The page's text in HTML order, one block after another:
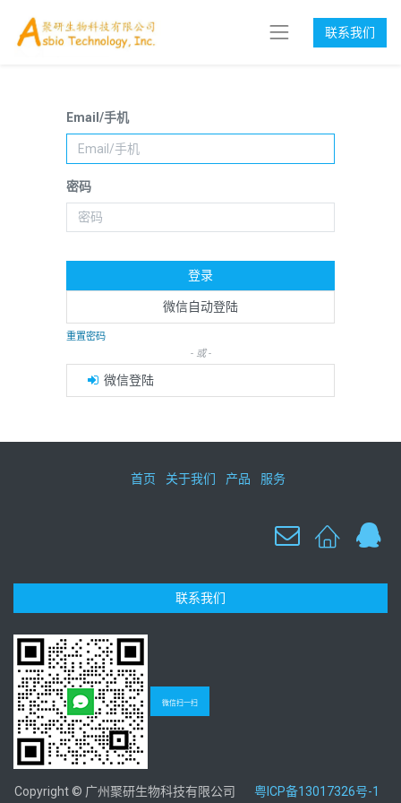
联系我们
Email/手机
密码
登录
微信自动登陆
重置密码
- 或 -
微信登陆
首页 关于我们 产品 服务
联系我们
微信扫一扫
Copyright © 广州聚研生物科技有限公司 粤ICP备13017326号-1